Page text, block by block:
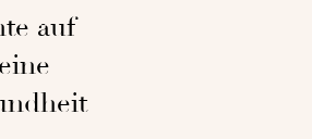
auf